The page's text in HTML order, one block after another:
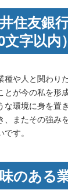
住友銀
文字以内）
種や人と関わ
とが今の私を形
な環境に身を置
、またその強み
す。
のある